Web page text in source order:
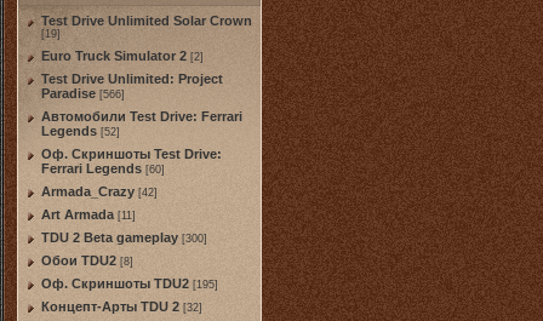
Test Drive Unlimited Solar Crown
[19]
Euro Truck Simulator 2 [2]
Test Drive Unlimited: Project
Paradise [566]
Автомобили Test Drive: Ferrari
Legends [52]
Оф. Скриншоты Test Drive:
Ferrari Legends [60]
Armada_Crazy [42]
Art Armada [11]
TDU 2 Beta gameplay [300]
Обои TDU2 [8]
Оф. Скриншоты TDU2 [195]
Концепт-Арты TDU 2 [32]